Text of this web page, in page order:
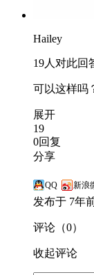
Hailey
19人对此回
可以这样吗
展开
19
0回复
分享
QQ 新浪
发布于 7年
评论（0）
收起评论